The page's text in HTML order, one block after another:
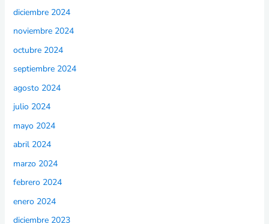
diciembre 2024
noviembre 2024
octubre 2024
septiembre 2024
agosto 2024
julio 2024
mayo 2024
abril 2024
marzo 2024
febrero 2024
enero 2024
diciembre 2023